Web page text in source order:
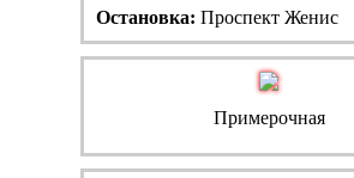
Остановка: Проспект Женис
Примерочная